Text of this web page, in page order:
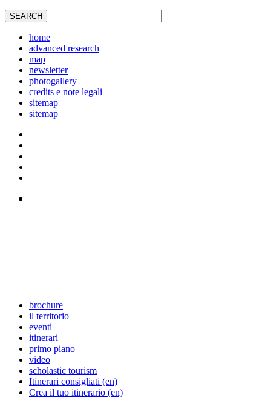
home
advanced research
map
newsletter
photogallery
credits e note legali
sitemap
sitemap
brochure
il territorio
eventi
itinerari
primo piano
video
scholastic tourism
Itinerari consigliati (en)
Crea il tuo itinerario (en)